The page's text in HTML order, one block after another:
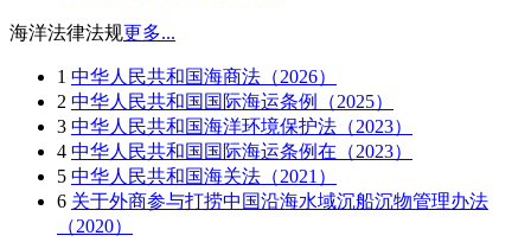
海洋法律法规更多...
1 中华人民共和国海商法（2026）
2 中华人民共和国国际海运条例（2025）
3 中华人民共和国海洋环境保护法（2023）
4 中华人民共和国国际海运条例在（2023）
5 中华人民共和国海关法（2021）
6 关于外商参与打捞中国沿海水域沉船沉物管理办法
（2020）